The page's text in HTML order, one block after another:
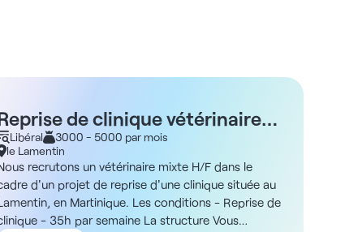
de clinique vétérinaire
H/F - Le Lamentin 972
Libéral
3000 - 5000 par mois
le Lamentin
recrutons un vétérinaire mixte H/F dans le
d'un projet de reprise d'une clinique située au
en Martinique. Les conditions - Reprise de
- 35h par semaine La structure Vous